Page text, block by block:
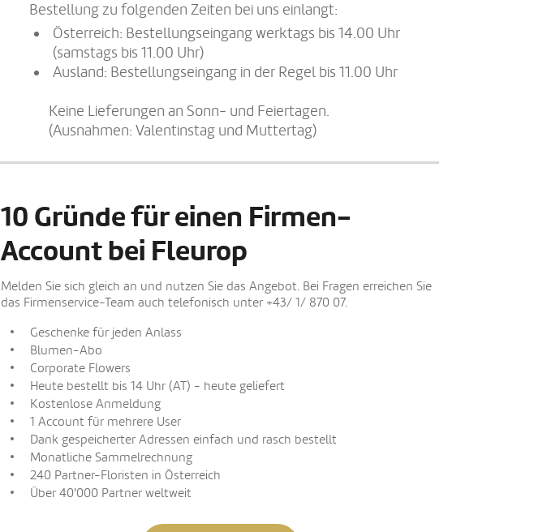
Bestellung zu folgenden Zeiten bei uns einlangt:
Österreich: Bestellungseingang werktags bis 14.00 Uhr
(samstags bis 11.00 Uhr)
Ausland: Bestellungseingang in der Regel bis 11.00 Uhr
Keine Lieferungen an Sonn- und Feiertagen.
(Ausnahmen: Valentinstag und Muttertag)
10 Gründe für einen Firmen-
Account bei Fleurop
Melden Sie sich gleich an und nutzen Sie das Angebot. Bei Fragen erreichen Sie
das Firmenservice-Team auch telefonisch unter +43/ 1/ 870 07.
Geschenke für jeden Anlass
Blumen-Abo
Corporate Flowers
Heute bestellt bis 14 Uhr (AT) - heute geliefert
Kostenlose Anmeldung
1 Account für mehrere User
Dank gespeicherter Adressen einfach und rasch bestellt
Monatliche Sammelrechnung
240 Partner-Floristen in Österreich
Über 40'000 Partner weltweit